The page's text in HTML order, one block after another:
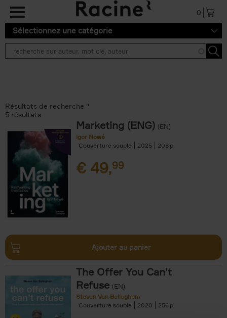
Aller au contenu principal
0
Sélectionnez une catégorie
Résultats de recherche ''
5 résultats
Marketing (ENG) (EN)
Igor Nowé
Couverture souple
2025 208
€ 49,99
Ajouter au panier
The Offer You Can't
Refuse (EN)
Steven Van Belleghem
Couverture souple
2020 256